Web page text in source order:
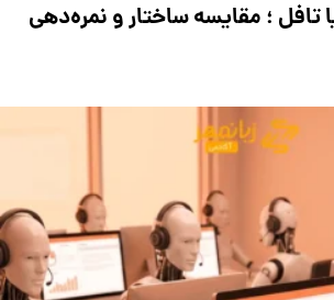
؛ مقایسه ساختار و نمره‌دهی